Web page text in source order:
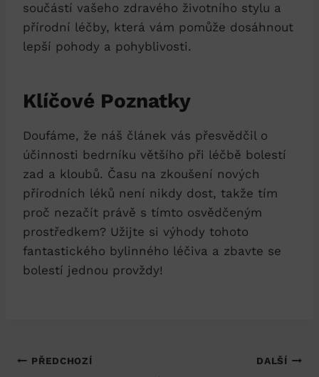
součástí vašeho zdravého životního stylu a
přírodní léčby, která vám pomůže dosáhnout
lepší pohody a pohyblivosti.
Klíčové Poznatky
Doufáme, že náš článek vás přesvědčil o
účinnosti bedrníku většího při léčbě bolestí
zad a kloubů. Času na zkoušení nových
přírodních léků není nikdy dost, takže tím
proč nezačít právě s tímto osvědčeným
prostředkem? Užijte si výhody tohoto
fantastického bylinného léčiva a zbavte se
bolestí jednou provždy!
Navigace
PŘEDCHOZÍ DALŠÍ